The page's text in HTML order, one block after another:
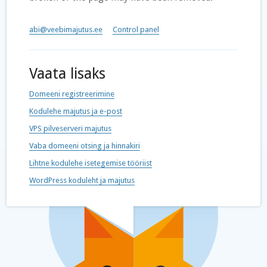
abi@veebimajutus.ee Control panel
Vaata lisaks
Domeeni registreerimine
Kodulehe majutus ja e-post
VPS pilveserveri majutus
Vaba domeeni otsing ja hinnakiri
Lihtne kodulehe isetegemise tööriist
WordPress koduleht ja majutus